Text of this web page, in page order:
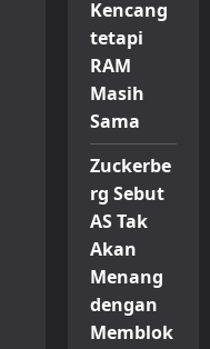
Kencang
tetapi
RAM
Masih
Sama
Zuckerbe
rg Sebut
AS Tak
Akan
Menang
dengan
Memblok